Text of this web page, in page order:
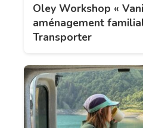
Oley Workshop «
aménagement
Transporter